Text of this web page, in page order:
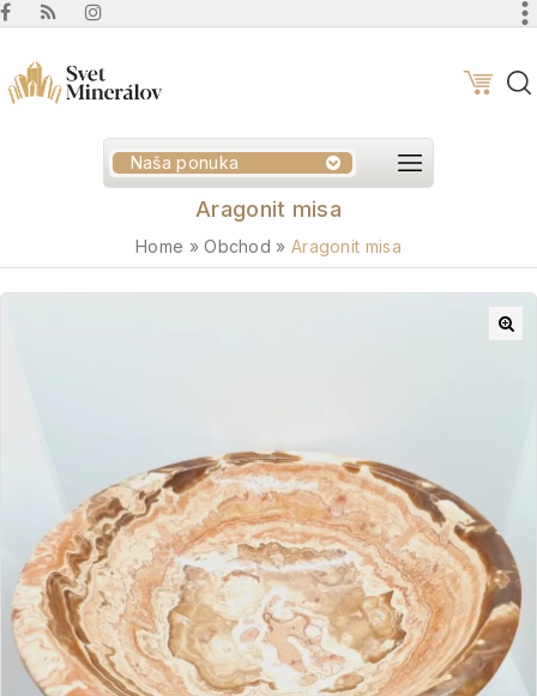
Naša ponuka
Aragonit misa
Home »Obchod » Aragonit misa